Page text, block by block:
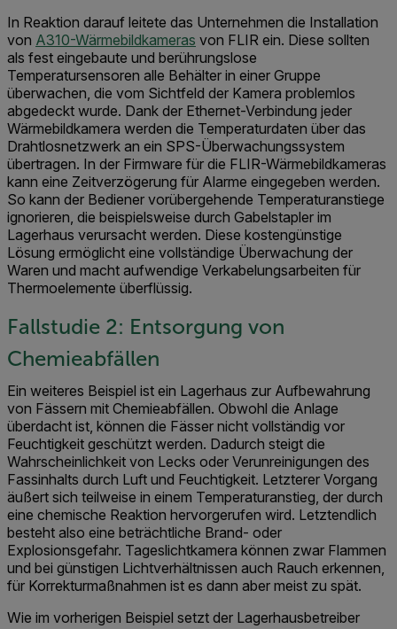
In Reaktion darauf leitete das Unternehmen die Installation
von A310-Wärmebildkameras von FLIR ein. Diese sollten
als fest eingebaute und berührungslose
Temperatursensoren alle Behälter in einer Gruppe
überwachen, die vom Sichtfeld der Kamera problemlos
abgedeckt wurde. Dank der Ethernet-Verbindung jeder
Wärmebildkamera werden die Temperaturdaten über das
Drahtlosnetzwerk an ein SPS-Überwachungssystem
übertragen. In der Firmware für die FLIR-Wärmebildkameras
kann eine Zeitverzögerung für Alarme eingegeben werden.
So kann der Bediener vorübergehende Temperaturanstiege
ignorieren, die beispielsweise durch Gabelstapler im
Lagerhaus verursacht werden. Diese kostengünstige
Lösung ermöglicht eine vollständige Überwachung der
Waren und macht aufwendige Verkabelungsarbeiten für
Thermoelemente überflüssig.
Fallstudie 2: Entsorgung von
Chemieabfällen
Ein weiteres Beispiel ist ein Lagerhaus zur Aufbewahrung
von Fässern mit Chemieabfällen. Obwohl die Anlage
überdacht ist, können die Fässer nicht vollständig vor
Feuchtigkeit geschützt werden. Dadurch steigt die
Wahrscheinlichkeit von Lecks oder Verunreinigungen des
Fassinhalts durch Luft und Feuchtigkeit. Letzterer Vorgang
äußert sich teilweise in einem Temperaturanstieg, der durch
eine chemische Reaktion hervorgerufen wird. Letztendlich
besteht also eine beträchtliche Brand- oder
Explosionsgefahr. Tageslichtkamera können zwar Flammen
und bei günstigen Lichtverhältnissen auch Rauch erkennen,
für Korrekturmaßnahmen ist es dann aber meist zu spät.
Wie im vorherigen Beispiel setzt der Lagerhausbetreiber